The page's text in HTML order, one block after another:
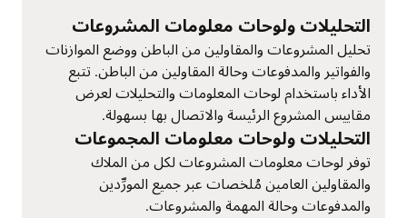
التحليلات ولوحات معلومات المشروعات
تحليل المشروعات والمقاولين من الباطن ووضع الموازنات
والفواتير والمدفوعات وحالة المقاولين من الباطن. تتبع
الأداء باستخدام لوحات المعلومات والتحليلات لعرض
مقاييس المشروع الرئيسة والاتصال بها بسهولة.
التحليلات ولوحات معلومات المجموعات
توفر لوحات معلومات المشروعات لكل من الملاك
والمقاولين العامين مُلخصات عبر جميع المورِّدين
والمدفوعات وحالة المهمة والمشروعات.